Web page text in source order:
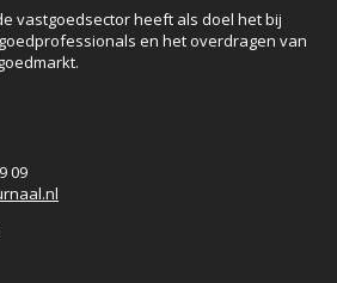
vastgoedsector heeft als doel het bij
en het overdragen van
09